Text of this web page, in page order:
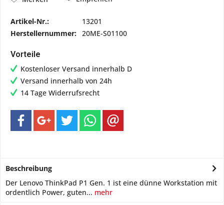
Artikel-Nr.:
13201
Herstellernummer: 20ME-S01100
Vorteile
Kostenloser Versand innerhalb D
Versand innerhalb von 24h
14 Tage Widerrufsrecht
Beschreibung
Der Lenovo ThinkPad P1 Gen. 1 ist eine dünne Workstation mit
ordentlich Power, guten... mehr